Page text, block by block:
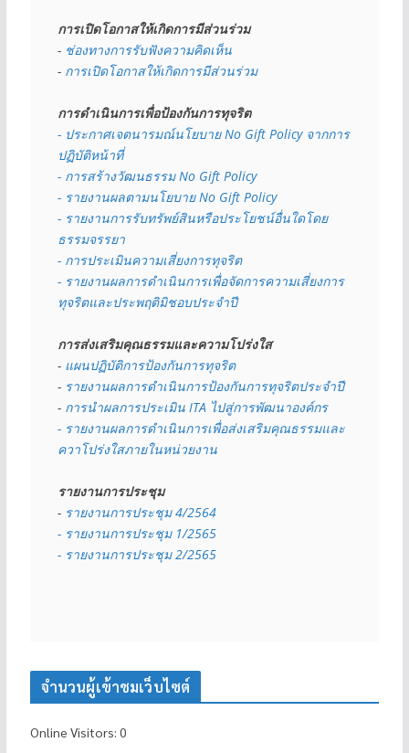
การเปิดโอกาสให้เกิดการมีส่วนร่วม
- ช่องทางการรับฟังความคิดเห็น
- การเปิดโอกาสให้เกิดการมีส่วนร่วม
การดำเนินการเพื่อป้องกันการทุจริต
- ประกาศเจตนารมณ์นโยบาย No Gift Policy จากการ
ปฏิบัติหน้าที่
- การสร้างวัฒนธรรม No Gift Policy
- รายงานผลตามนโยบาย No Gift Policy
- รายงานการรับทรัพย์สินหรือประโยชน์อื่นใดโดย
ธรรมจรรยา
- การประเมินความเสี่ยงการทุจริต
- รายงานผลการดำเนินการเพื่อจัดการความเสี่ยงการ
ทุจริตและประพฤติมิชอบประจำปี
การส่งเสริมคุณธรรมและความโปร่งใส
- แผนปฏิบัติการป้องกันการทุจริต
- รายงานผลการดำเนินการป้องกันการทุจริตประจำปี
- การนำผลการประเมิน ITA ไปสู่การพัฒนาองค์กร
- รายงานผลการดำเนินการเพื่อส่งเสริมคุณธรรมและ
ควาโปร่งใสภายในหน่วยงาน
รายงานการประชุม
- รายงานการประชุม 4/2564
- รายงานการประชุม 1/2565
- รายงานการประชุม 2/2565
จำนวนผู้เข้าชมเว็บไซต์
Online Visitors: 0